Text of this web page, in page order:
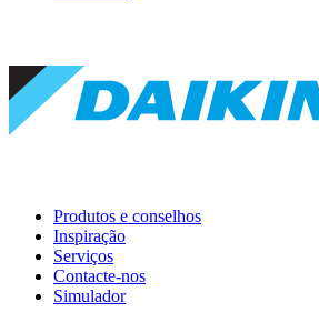
Produtos e conselhos
Inspiração
Serviços
Contacte-nos
Simulador